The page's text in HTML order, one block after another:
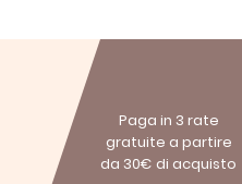
Paga in 3 rate
gratuite a partire
da 30€ di acquisto